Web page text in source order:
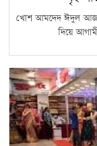
খোশ আমদেদ ঈদুল
দিয়ে